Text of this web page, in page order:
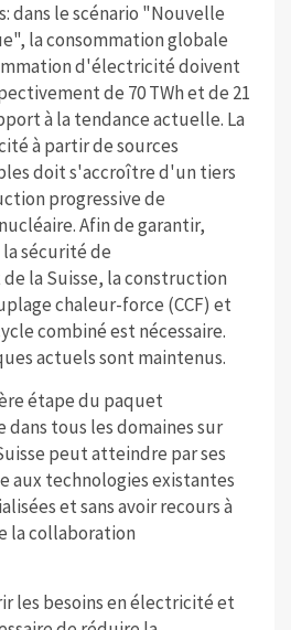
dans le scénario "Nouvelle
la consommation globale
d'électricité doivent
de 70 TWh et de 21
à la tendance actuelle. La
à partir de sources
doit s'accroître d'un tiers
progressive de
Afin de garantir,
sécurité de
la Suisse, la construction
chaleur-force (CCF) et
combiné est nécessaire.
actuels sont maintenus.
étape du paquet
tous les domaines sur
peut atteindre par ses
aux technologies existantes
et sans avoir recours à
la collaboration
les besoins en électricité et